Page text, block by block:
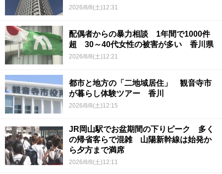
2026/8/8(土)12:31
配偶者からの暴力相談 1年間で1000件
超 30～40代女性の被害が多い 香川県
2026/8/8(土)12:21
都市と地方の「二地域居住」 観音寺市
が暮らし体験ツアー 香川
2026/8/8(土)12:15
JR岡山駅でお盆期間の下りピーク 多く
の帰省客らで混雑 山陽新幹線は始発か
ら夕方まで満席
2026/8/8(土)12:11